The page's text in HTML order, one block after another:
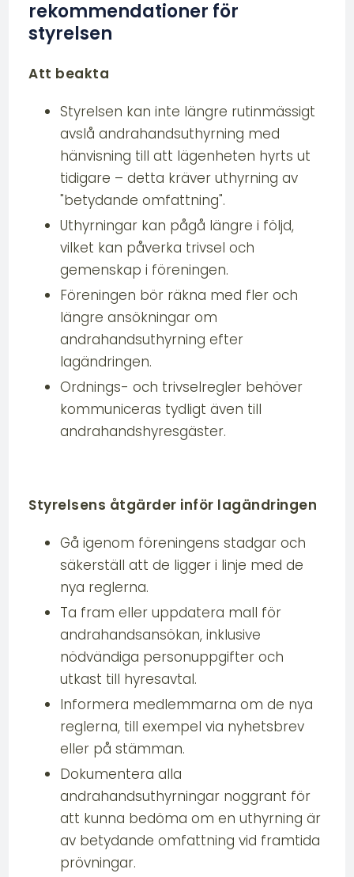
rekommendationer för
styrelsen
Att beakta
Styrelsen kan inte längre rutinmässigt
avslå andrahandsuthyrning med
hänvisning till att lägenheten hyrts ut
tidigare – detta kräver uthyrning av
"betydande omfattning".
Uthyrningar kan pågå längre i följd,
vilket kan påverka trivsel och
gemenskap i föreningen.
Föreningen bör räkna med fler och
längre ansökningar om
andrahandsuthyrning efter
lagändringen.
Ordnings- och trivselregler behöver
kommuniceras tydligt även till
andrahandshyresgäster.
Styrelsens åtgärder inför lagändringen
Gå igenom föreningens stadgar och
säkerställ att de ligger i linje med de
nya reglerna.
Ta fram eller uppdatera mall för
andrahandsansökan, inklusive
nödvändiga personuppgifter och
utkast till hyresavtal.
Informera medlemmarna om de nya
reglerna, till exempel via nyhetsbrev
eller på stämman.
Dokumentera alla
andrahandsuthyrningar noggrant för
att kunna bedöma om en uthyrning är
av betydande omfattning vid framtida
prövningar.